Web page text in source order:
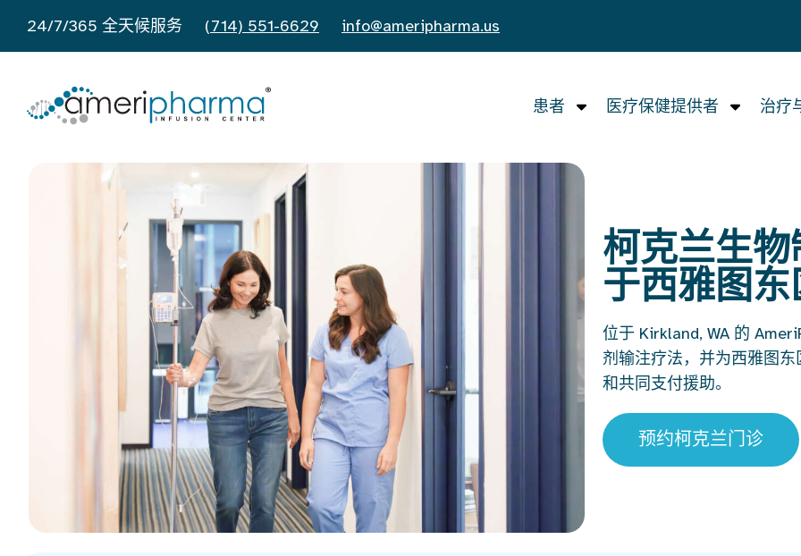
24/7/365 全天候服务 (714) 551-6629 info@ameripharma.us
患者 医疗保健提供者 治疗
柯克兰生
于西雅图东
位于 Kirkland, WA 的
剂输注疗法，并为西雅图
和共同支付援助。
预约柯克兰门诊